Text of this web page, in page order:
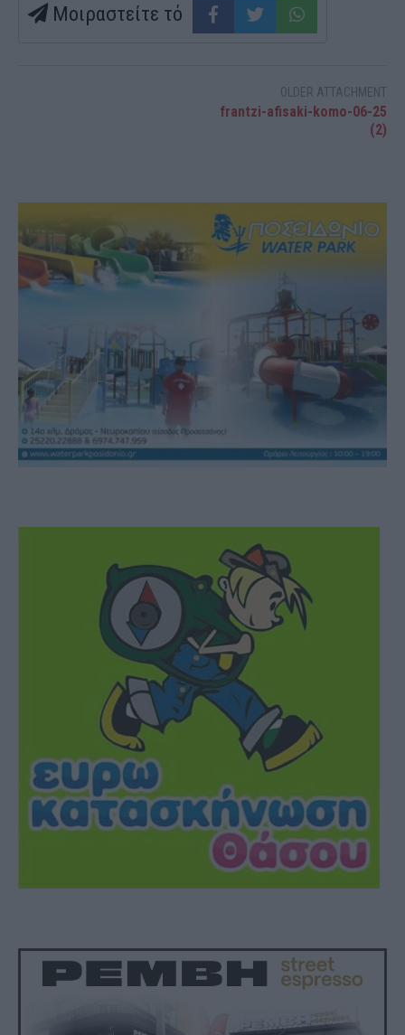
Μοιραστείτε τό
OLDER ATTACHMENT
frantzi-afisaki-komo-06-25
(2)